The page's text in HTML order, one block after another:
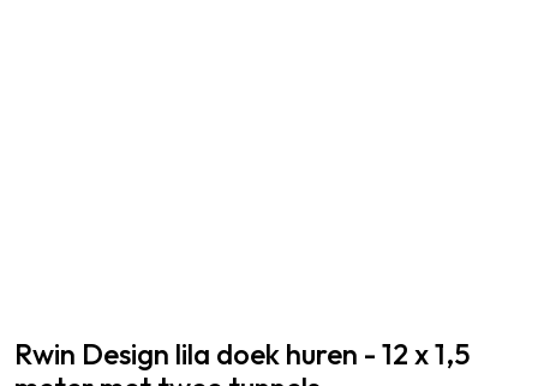
Rwin Design lila doek huren - 12 x 1,5